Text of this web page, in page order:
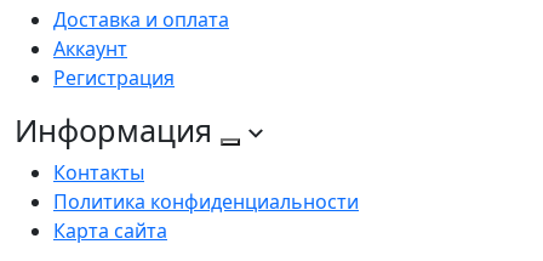
Доставка и оплата
Аккаунт
Регистрация
Информация
Контакты
Политика конфиденциальности
Карта сайта